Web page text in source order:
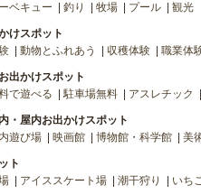
ベキュー 釣り 牧場 プール 観光
けスポット
動物とふれあう 収穫体験 職業体
出かけスポット
で遊べる 駐車場無料 アスレチック
・屋内お出かけスポット
遊び場 映画館 博物館・科学館 美
ト
アイススケート場 潮干狩り いち